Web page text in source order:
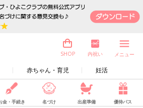
赤ちゃん・育児 妊活
SHOP 内祝い メニュー
金・手続き 名づけ 出産準備 優待パス